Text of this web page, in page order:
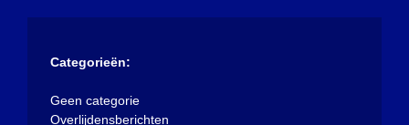
Categorieën:
Geen categorie
Overlijdensberichten